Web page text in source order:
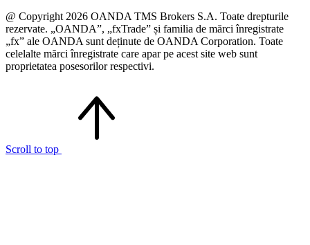
@ Copyright 2026 OANDA TMS Brokers S.A. Toate drepturile
rezervate. „OANDA”, „fxTrade” și familia de mărci înregistrate
„fx” ale OANDA sunt deținute de OANDA Corporation. Toate
celelalte mărci înregistrate care apar pe acest site web sunt
proprietatea posesorilor respectivi.
Scroll to top